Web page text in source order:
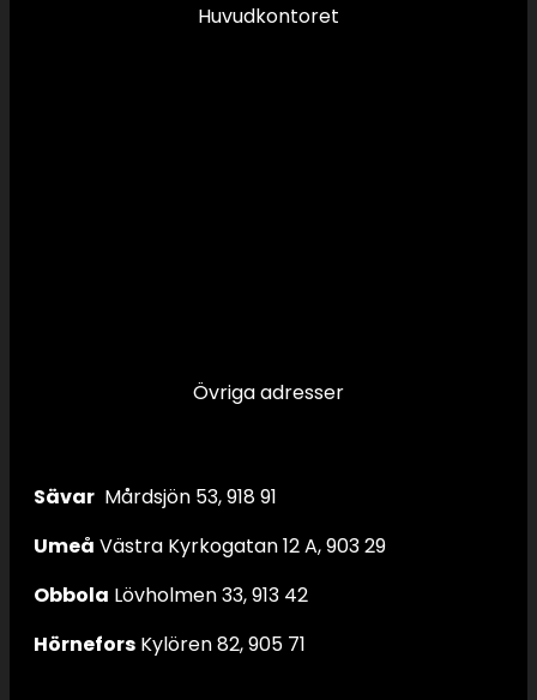
Huvudkontoret
Övriga adresser
Sävar Mårdsjön 53, 918 91
Umeå Västra Kyrkogatan 12 A, 903 29
Obbola Lövholmen 33, 913 42
Hörnefors Kylören 82, 905 71